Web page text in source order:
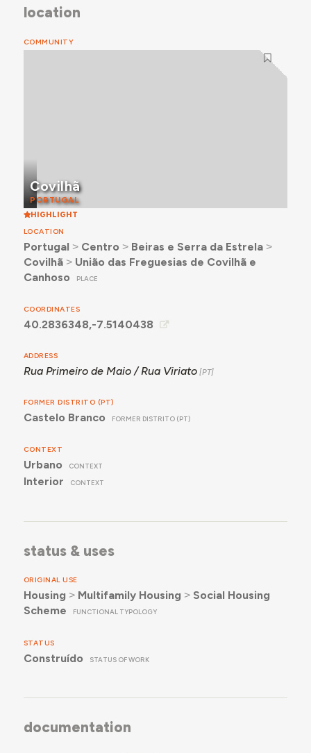
location
COMMUNITY
Covilhã
PORTUGAL
HIGHLIGHT
LOCATION
Portugal ˃ Centro ˃ Beiras e Serra da Estrela˃
Covilhã˃ União das Freguesias de Covilhã e
Canhoso
PLACE
COORDINATES
40.2836348,-7.5140438
ADDRESS
Rua Primeiro de Maio / Rua Viriato
FORMER DISTRITO (PT)
Castelo Branco FORMER DISTRITO (PT)
CONTEXT
Urbano CONTEXT
Interior CONTEXT
status & uses
ORIGINAL USE
Housing ˃ Multifamily Housing ˃ Social Housing
Scheme
FUNCTIONAL TYPOLOGY
STATUS
Construído STATUS OF WORK
documentation